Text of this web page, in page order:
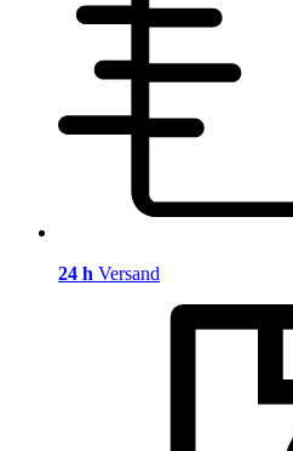
24 h Versand